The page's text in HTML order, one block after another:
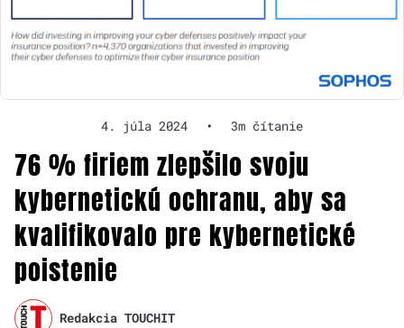
4. júla 2024 • 3m čítanie
76 % firiem zlepšilo svoju
kybernetickú ochranu, aby sa
kvalifikovalo pre kybernetické
poistenie
Redakcia TOUCHIT